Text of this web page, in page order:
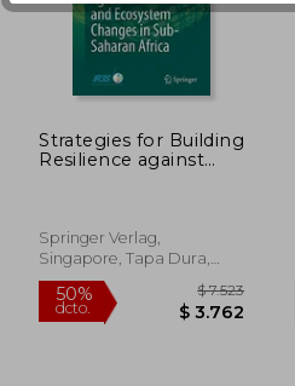
50%
dcto.
$ 7.523
$ 3.762
Strategies for Building
Resilience against
(Science for
Sustainable Societies)
Springer Verlag,
Singapore, Tapa Dura,
Nuevo